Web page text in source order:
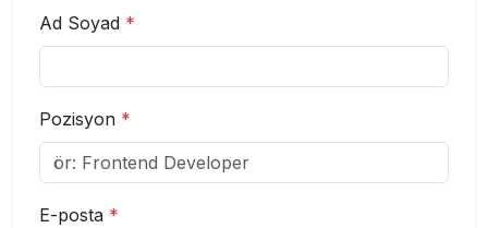
Ad Soyad *
Pozisyon *
E-posta *